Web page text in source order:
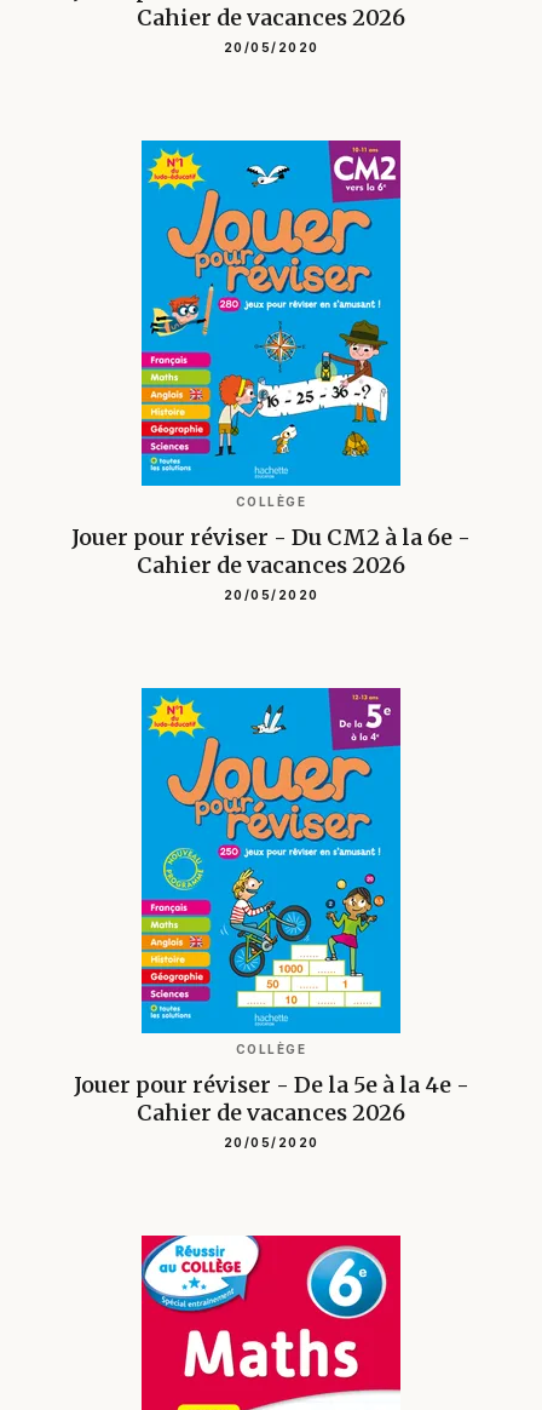
Cahier de vacances 2026
20/05/2020
COLLÈGE
Jouer pour réviser - Du CM2 à la 6e -
Cahier de vacances 2026
20/05/2020
COLLÈGE
Jouer pour réviser - De la 5e à la 4e -
Cahier de vacances 2026
20/05/2020